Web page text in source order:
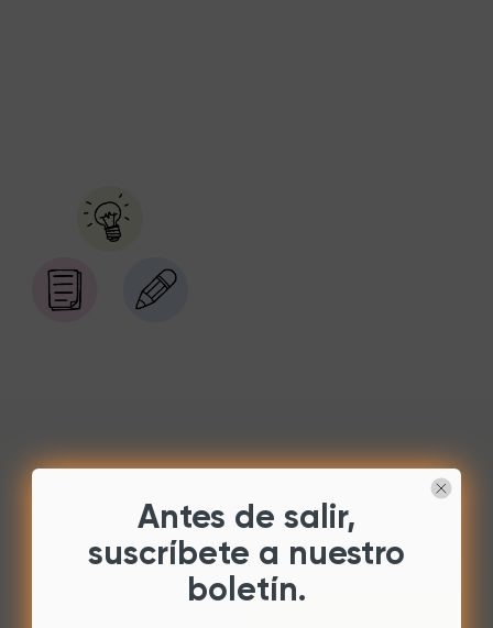
Antes de salir,
suscríbete a nuestro
boletín.